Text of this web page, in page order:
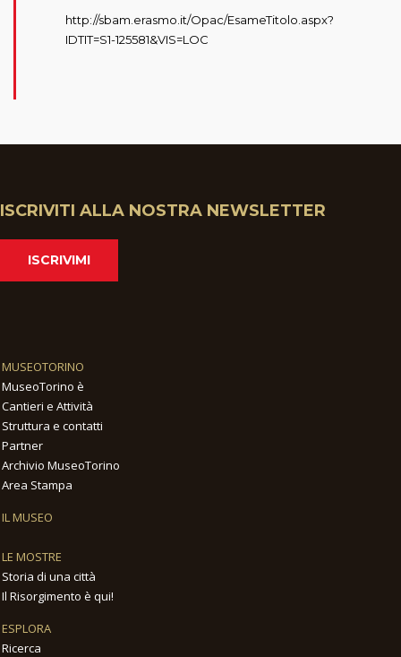
http://sbam.erasmo.it/Opac/EsameTitolo.aspx?
IDTIT=S1-125581&VIS=LOC
ISCRIVITI ALLA NOSTRA NEWSLETTER
ISCRIVIMI
MUSEOTORINO
MuseoTorino è
Cantieri e Attività
Struttura e contatti
Partner
Archivio MuseoTorino
Area Stampa
IL MUSEO
LE MOSTRE
Storia di una città
Il Risorgimento è qui!
ESPLORA
Ricerca